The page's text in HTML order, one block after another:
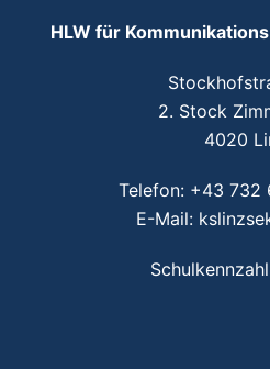
HLW für
2. Stock
4020
Telefon: +43 732
E-Mail: